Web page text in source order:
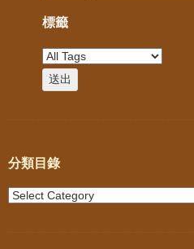
標籤
分類目錄